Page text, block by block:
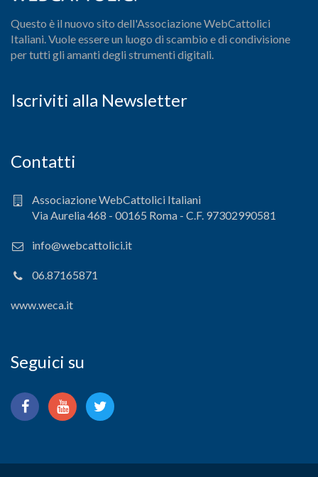
Questo è il nuovo sito dell'Associazione WebCattolici
Italiani. Vuole essere un luogo di scambio e di condivisione
per tutti gli amanti degli strumenti digitali.
Iscriviti alla Newsletter
Contatti
Associazione WebCattolici Italiani
Via Aurelia 468 - 00165 Roma - C.F. 97302990581
info@webcattolici.it
06.87165871
www.weca.it
Seguici su